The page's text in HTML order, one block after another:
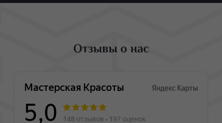
Отзывы о нас